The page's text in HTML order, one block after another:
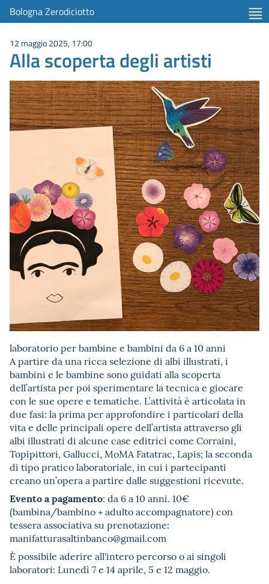
Bologna Zerodiciotto
12 maggio 2025, 17:00
Alla scoperta degli artisti
laboratorio per bambine e bambini da 6 a 10 anni
A partire da una ricca selezione di albi illustrati, i
bambini e le bambine sono guidati alla scoperta
dell’artista per poi sperimentare la tecnica e giocare
con le sue opere e tematiche. L’attività è articolata in
due fasi: la prima per approfondire i particolari della
vita e delle principali opere dell’artista attraverso gli
albi illustrati di alcune case editrici come Corraini,
Topipittori, Gallucci, MoMA Fatatrac, Lapis; la seconda
di tipo pratico laboratoriale, in cui i partecipanti
creano un’opera a partire dalle suggestioni ricevute.
Evento a pagamento: da 6 a 10 anni. 10€
(bambina/bambino + adulto accompagnatore) con
tessera associativa su prenotazione:
manifatturasaltinbanco@gmail.com
È possibile aderire all'intero percorso o ai singoli
laboratori: Lunedì 7 e 14 aprile, 5 e 12 maggio.